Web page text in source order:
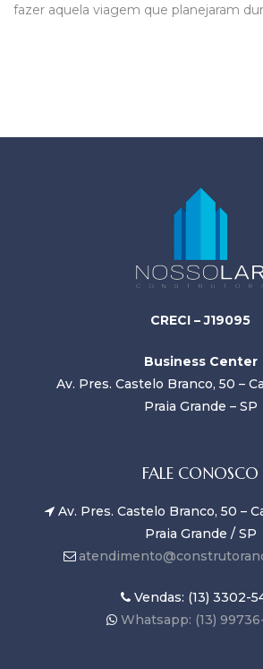
fazer aquela viagem que planejaram
CRECI – J19095
Business Center
Av. Pres. Castelo Branco, 50 –
Praia Grande – SP
FALE CONOSCO
Av. Pres. Castelo Branco, 50 –
Praia Grande / SP
Vendas: (13) 3302-
Whatsapp: (13)